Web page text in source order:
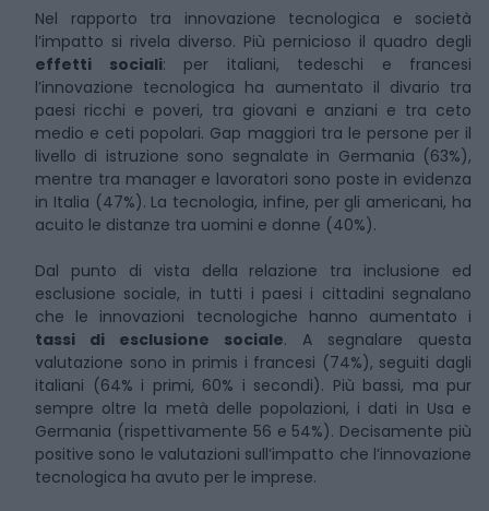
Nel rapporto tra innovazione tecnologica e società
l’impatto si rivela diverso. Più pernicioso il quadro degli
effetti sociali: per italiani, tedeschi e francesi
l’innovazione tecnologica ha aumentato il divario tra
paesi ricchi e poveri, tra giovani e anziani e tra ceto
medio e ceti popolari. Gap maggiori tra le persone per il
livello di istruzione sono segnalate in Germania (63%),
mentre tra manager e lavoratori sono poste in evidenza
in Italia (47%). La tecnologia, infine, per gli americani, ha
acuito le distanze tra uomini e donne (40%).
Dal punto di vista della relazione tra inclusione ed
esclusione sociale, in tutti i paesi i cittadini segnalano
che le innovazioni tecnologiche hanno aumentato i
tassi di esclusione sociale. A segnalare questa
valutazione sono in primis i francesi (74%), seguiti dagli
italiani (64% i primi, 60% i secondi). Più bassi, ma pur
sempre oltre la metà delle popolazioni, i dati in Usa e
Germania (rispettivamente 56 e 54%). Decisamente più
positive sono le valutazioni sull’impatto che l’innovazione
tecnologica ha avuto per le imprese.